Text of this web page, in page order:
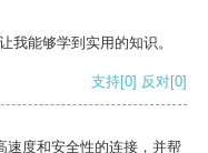
我能够学到实用的知识。
支持[0] 反对[0]
速度和安全性的连接，并帮